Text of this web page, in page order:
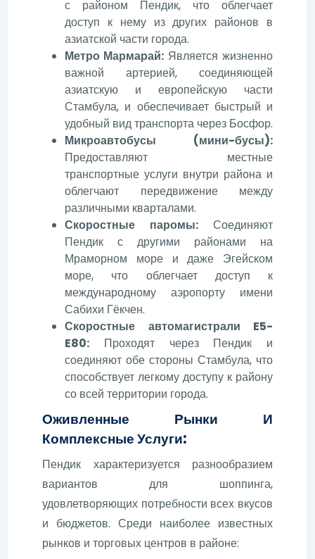
с районом Пендик, что облегчает
доступ к нему из других районов в
азиатской части города.
Метро Мармарай: Является жизненно
важной артерией, соединяющей
азиатскую и европейскую части
Стамбула, и обеспечивает быстрый и
удобный вид транспорта через Босфор.
Микроавтобусы (мини-бусы):
Предоставляют местные
транспортные услуги внутри района и
облегчают передвижение между
различными кварталами.
Скоростные паромы:Соединяют
Пендик с другими районами на
Мраморном море и даже Эгейском
море, что облегчает доступ к
международному аэропорту имени
Сабихи Гёкчен.
Скоростные автомагистрали E5-
E80: Проходят через Пендик и
соединяют обе стороны Стамбула, что
способствует легкому доступу к району
со всей территории города.
Оживленные Рынки И
Комплексные Услуги:
Пендик характеризуется разнообразием
вариантов для шоппинга,
удовлетворяющих потребности всех вкусов
и бюджетов. Среди наиболее известных
рынков и торговых центров в районе: